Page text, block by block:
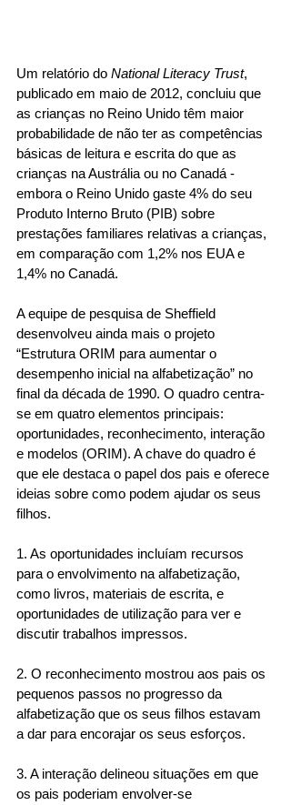
Um relatório do National Literacy Trust,
publicado em maio de 2012, concluiu que
as crianças no Reino Unido têm maior
probabilidade de não ter as competências
básicas de leitura e escrita do que as
crianças na Austrália ou no Canadá -
embora o Reino Unido gaste 4% do seu
Produto Interno Bruto (PIB) sobre
prestações familiares relativas a crianças,
em comparação com 1,2% nos EUA e
1,4% no Canadá.
A equipe de pesquisa de Sheffield
desenvolveu ainda mais o projeto
“Estrutura ORIM para aumentar o
desempenho inicial na alfabetização” no
final da década de 1990. O quadro centra-
se em quatro elementos principais:
oportunidades, reconhecimento, interação
e modelos (ORIM). A chave do quadro é
que ele destaca o papel dos pais e oferece
ideias sobre como podem ajudar os seus
filhos.
1. As oportunidades incluíam recursos
para o envolvimento na alfabetização,
como livros, materiais de escrita, e
oportunidades de utilização para ver e
discutir trabalhos impressos.
2. O reconhecimento mostrou aos pais os
pequenos passos no progresso da
alfabetização que os seus filhos estavam
a dar para encorajar os seus esforços.
3. A interação delineou situações em que
os pais poderiam envolver-se